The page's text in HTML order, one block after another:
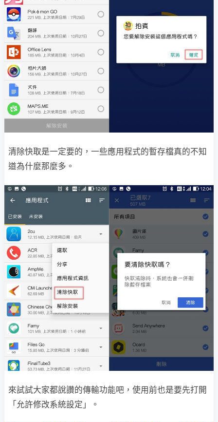
清除快取是一定要的，一些應用程式的暫存檔真的不知
道為什麼那麼多。
來試試大家都說讚的傳輸功能吧，使用前也是要先打開
「允許修改系統設定」。